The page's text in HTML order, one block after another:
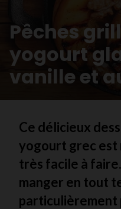
Pêches
yogourt
vanille et
Ce délicieux
yogourt grec est
très facile à
manger en tout
particulièrement